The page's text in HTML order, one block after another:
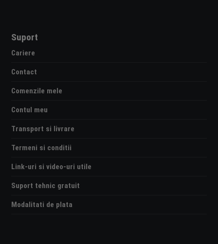
Suport
Cariere
Contact
Comenzile mele
Contul meu
Transport si livrare
Termeni si conditii
Link-uri si video-uri utile
Suport tehnic gratuit
Modalitati de plata